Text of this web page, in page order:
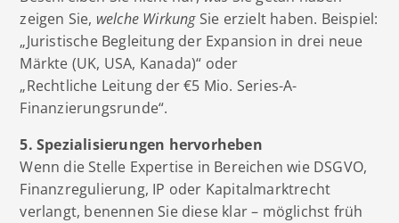
zeigen Sie, welche WirkungSie erzielt haben. Beispiel:
„Juristische Begleitung der Expansion in drei neue
Märkte (UK, USA, Kanada)“ oder
„Rechtliche Leitung der €5 Mio. Series-A-
Finanzierungsrunde“.
5. Spezialisierungen hervorheben
Wenn die Stelle Expertise in Bereichen wie DSGVO,
Finanzregulierung, IP oder Kapitalmarktrecht
verlangt, benennen Sie diese klar – möglichst früh